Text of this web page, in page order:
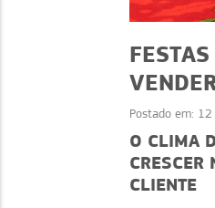
Postado em:
O CLIMA
CLIENTE
Pix: vantagens,
de golpes